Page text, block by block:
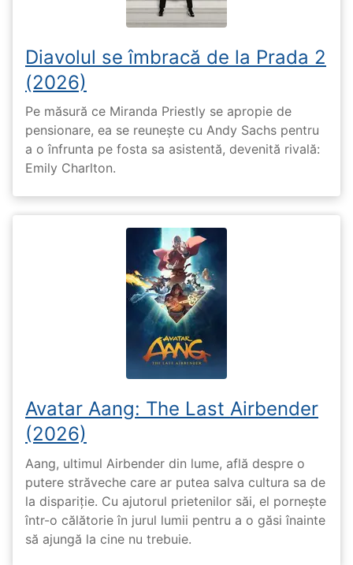
Diavolul se îmbracă de la Prada 2
(2026)
Pe măsură ce Miranda Priestly se apropie de
pensionare, ea se reunește cu Andy Sachs pentru
a o înfrunta pe fosta sa asistentă, devenită rivală:
Emily Charlton.
Avatar Aang: The Last Airbender
(2026)
Aang, ultimul Airbender din lume, află despre o
putere străveche care ar putea salva cultura sa de
la dispariție. Cu ajutorul prietenilor săi, el pornește
într-o călătorie în jurul lumii pentru a o găsi înainte
să ajungă la cine nu trebuie.